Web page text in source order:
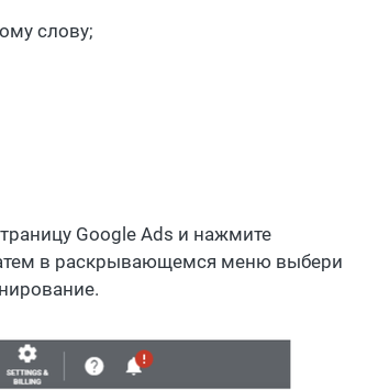
слову;
Google Ads и нажмите
в раскрывающемся меню выбери